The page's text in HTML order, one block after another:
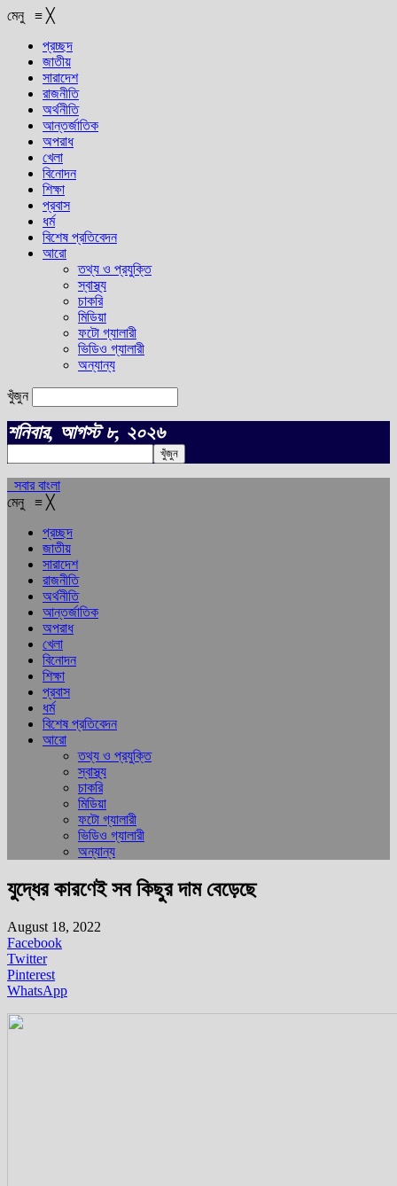
মেনু ≡ ╳
প্রচ্ছদ
জাতীয়
সারাদেশ
রাজনীতি
অর্থনীতি
আন্তর্জাতিক
অপরাধ
খেলা
বিনোদন
শিক্ষা
প্রবাস
ধর্ম
বিশেষ প্রতিবেদন
আরো
তথ্য ও প্রযুক্তি
স্বাস্থ্য
চাকরি
মিডিয়া
ফটো গ্যালারী
ভিডিও গ্যালারী
অন্যান্য
খুঁজুন
শনিবার, আগস্ট ৮, ২০২৬
সবার বাংলা
মেনু ≡ ╳
প্রচ্ছদ
জাতীয়
সারাদেশ
রাজনীতি
অর্থনীতি
আন্তর্জাতিক
অপরাধ
খেলা
বিনোদন
শিক্ষা
প্রবাস
ধর্ম
বিশেষ প্রতিবেদন
আরো
তথ্য ও প্রযুক্তি
স্বাস্থ্য
চাকরি
মিডিয়া
ফটো গ্যালারী
ভিডিও গ্যালারী
অন্যান্য
যুদ্ধের কারণেই সব কিছুর দাম বেড়েছে
August 18, 2022
Facebook
Twitter
Pinterest
WhatsApp